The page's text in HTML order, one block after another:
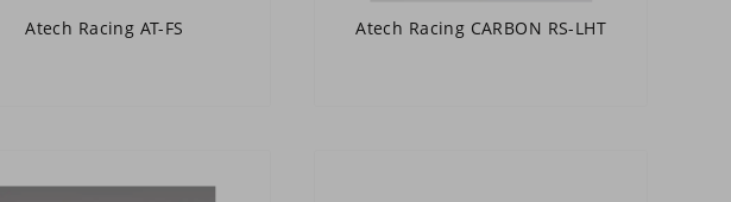
Atech Racing AT-FS Atech Racing CARBON RS-LHT